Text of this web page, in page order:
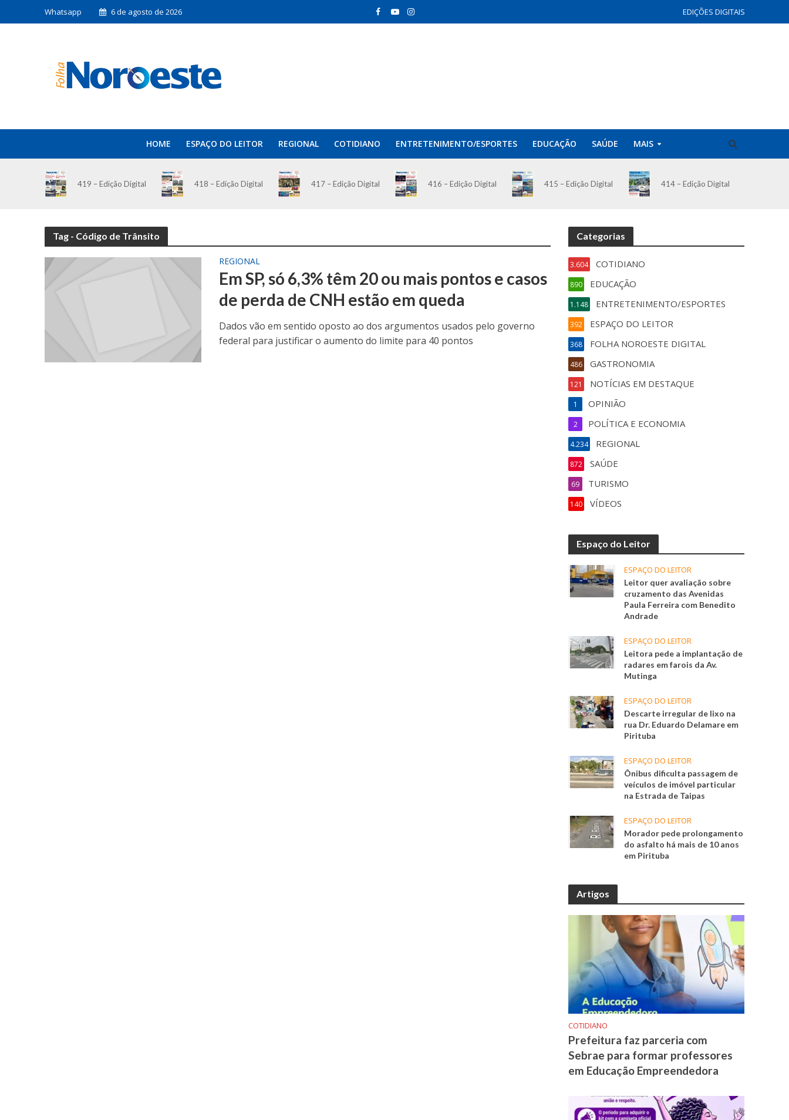
Whatsapp 6 de agosto de 2026 EDIÇÕES DIGITAIS
HOME ESPAÇO DO LEITOR REGIONAL COTIDIANO ENTRETENIMENTO/ESPORTES EDUCAÇÃO SAÚDE MAIS
419 – Edição Digital 418 – Edição Digital 417 – Edição Digital 416 – Edição Digital 415 – Edição Digital 414 – Edição Digital
Tag - Código de Trânsito
REGIONAL
Em SP, só 6,3% têm 20 ou mais pontos e casos
de perda de CNH estão em queda
Dados vão em sentido oposto ao dos argumentos usados pelo governo
federal para justificar o aumento do limite para 40 pontos
Categorias
COTIDIANO
3.604
EDUCAÇÃO
890
ENTRETENIMENTO/ESPORTES
1.148
ESPAÇO DO LEITOR
392
FOLHA NOROESTE DIGITAL
368
GASTRONOMIA
486
NOTÍCIAS EM DESTAQUE
121
OPINIÃO
1
POLÍTICA E ECONOMIA
2
REGIONAL
4.234
SAÚDE
872
TURISMO
69
VÍDEOS
140
Espaço do Leitor
ESPAÇO DO LEITOR
Leitor quer avaliação sobre
cruzamento das Avenidas
Paula Ferreira com Benedito
Andrade
ESPAÇO DO LEITOR
Leitora pede a implantação de
radares em farois da Av.
Mutinga
ESPAÇO DO LEITOR
Descarte irregular de lixo na
rua Dr. Eduardo Delamare em
Pirituba
ESPAÇO DO LEITOR
Ônibus dificulta passagem de
veículos de imóvel particular
na Estrada de Taipas
ESPAÇO DO LEITOR
Morador pede prolongamento
do asfalto há mais de 10 anos
em Pirituba
Artigos
COTIDIANO
Prefeitura faz parceria com
Sebrae para formar professores
em Educação Empreendedora